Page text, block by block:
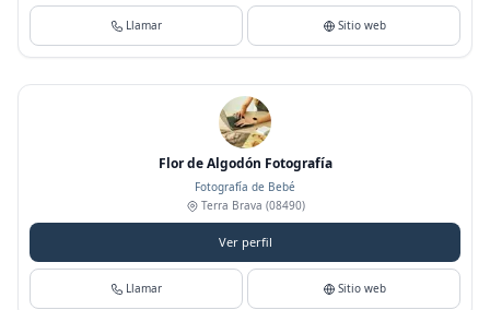
Llamar Sitio web
Flor de Algodón Fotografía
Fotografía de Bebé
Terra Brava (08490)
Ver perfil
Llamar Sitio web